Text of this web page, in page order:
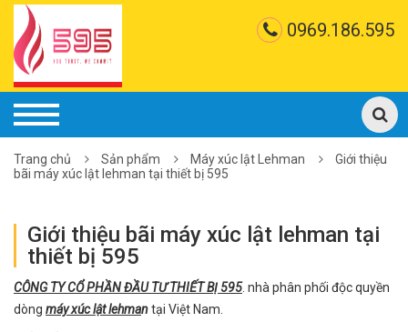
0969.186.595
Trang chủ Sản phẩm Máy xúc lật Lehman
Giới thiệu
bãi máy xúc lật lehman tại thiết bị 595
Giới thiệu bãi máy xúc lật lehman tại
thiết bị 595
CÔNG TY CỔ PHẦN ĐẦU TƯ THIẾT BỊ 595. nhà phân phối độc quyền
dòng máy xúc lật lehmantại Việt Nam.